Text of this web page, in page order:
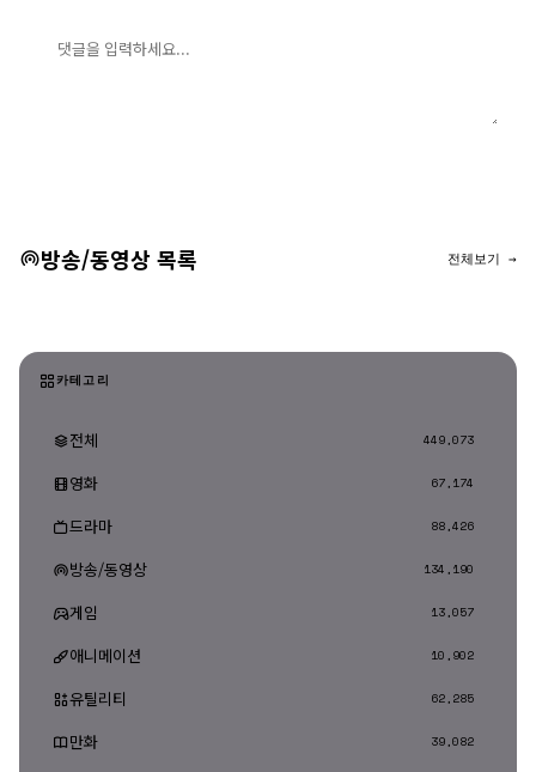
방송/동영상 목록 전체보기 →
카테고리
전체 449,073
영화 67,174
드라마 88,426
방송/동영상 134,190
게임 13,057
애니메이션 10,902
유틸리티 62,285
만화 39,082